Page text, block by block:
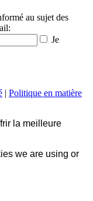
au sujet des
Je
| Politique en matière
la meilleure
we are using or